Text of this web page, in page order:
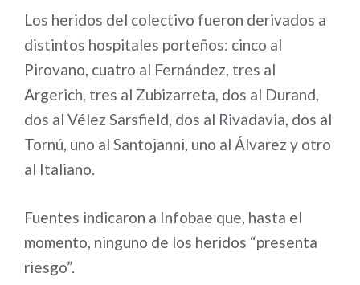
Los heridos del colectivo fueron derivados a
distintos hospitales porteños: cinco al
Pirovano, cuatro al Fernández, tres al
Argerich, tres al Zubizarreta, dos al Durand,
dos al Vélez Sarsfield, dos al Rivadavia, dos al
Tornú, uno al Santojanni, uno al Álvarez y otro
al Italiano.
Fuentes indicaron a Infobae que, hasta el
momento, ninguno de los heridos “presenta
riesgo”.